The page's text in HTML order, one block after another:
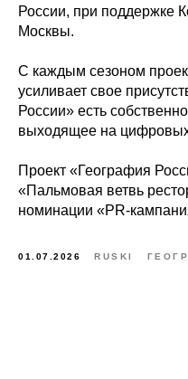
России, при поддержке
Москвы.
С каждым сезоном
усиливает свое
России» есть
выходящее на
Проект «География
«Пальмовая ветвь
номинации «PR-
01.07.2026 RUSKI